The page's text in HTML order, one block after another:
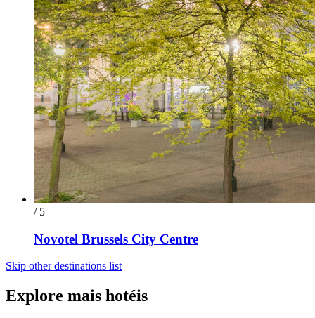
/ 5
Novotel Brussels City Centre
Skip other destinations list
Explore mais hotéis